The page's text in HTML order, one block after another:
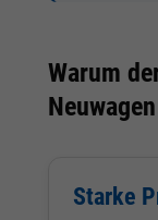
Warum
Starke